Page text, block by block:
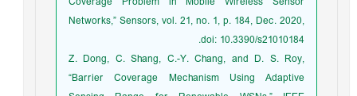
Networks,” Sensors, vol. 21, no. 1, p. 184, Dec. 2020,
doi: 10.3390/s21010184.
Z. Dong, C. Shang, C.-Y. Chang, and D. S. Roy,
“Barrier Coverage Mechanism Using Adaptive